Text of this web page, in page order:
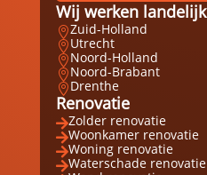
Wij werken landelijk
Zuid-Holland
Utrecht
Noord-Holland
Noord-Brabant
Drenthe
Renovatie
Zolder renovatie
Woonkamer renovatie
Woning renovatie
Waterschade renovatie